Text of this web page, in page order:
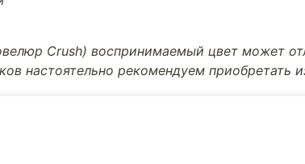
Crush) воспринимаемый цвет может
настоятельно рекомендуем приобретать